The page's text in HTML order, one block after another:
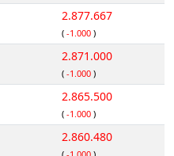
2.877.667
( -1.000 )
2.871.000
( -1.000 )
2.865.500
( -1.000 )
2.860.480